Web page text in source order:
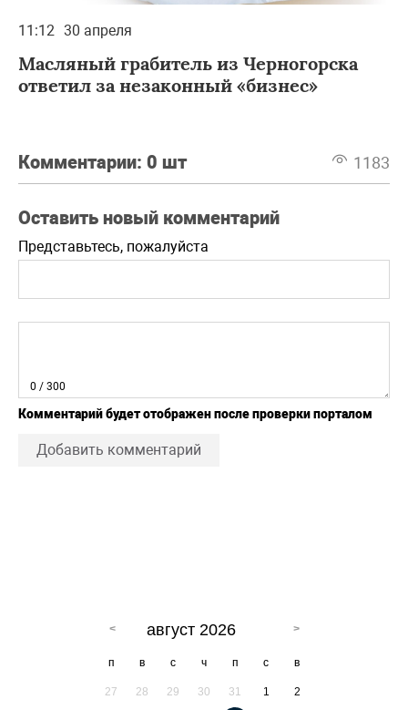
11:12 30 апреля
Масляный грабитель из Черногорска
ответил за незаконный «бизнес»
Комментарии: 0 шт 1183
Оставить новый комментарий
Представьтесь, пожалуйста
0 / 300
Комментарий будет отображен после проверки порталом
Добавить комментарий
август 2026
п в с ч п с в
27 28 29 30 31 1 2